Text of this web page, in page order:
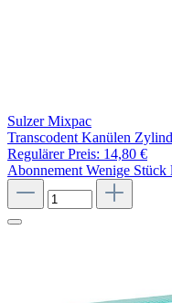
Sulzer Mixpac
Transcodent Kanülen
Regulärer Preis: 14,80 €
Abonnement Wenige Stück